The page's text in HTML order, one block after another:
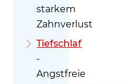
starkem
Zahnverlust
Tiefschlaf
-
Angstfreie